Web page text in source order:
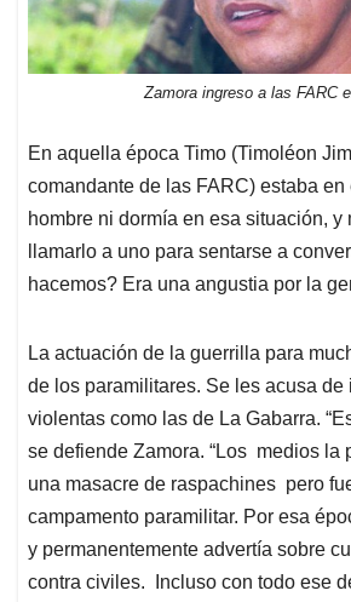
Zamora ingreso a las FARC
En aquella época Timo (Timoléon
comandante de las FARC) estaba
hombre ni dormía en esa situación, y
llamarlo a uno para sentarse a
hacemos? Era una angustia por la
La actuación de la guerrilla para
de los paramilitares. Se les acusa de
violentas como las de La Gabarra.
se defiende Zamora. “Los medios la
una masacre de raspachines pero
campamento paramilitar. Por esa
y permanentemente advertía sobre
contra civiles. Incluso con todo ese